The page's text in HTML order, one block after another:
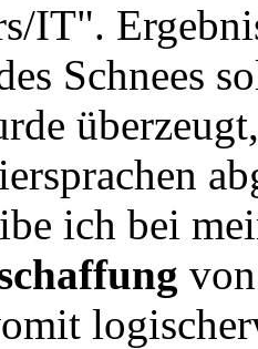
IT".
Schnees
ich bei